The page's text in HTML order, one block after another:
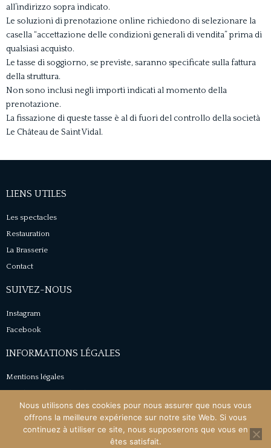
all’indirizzo sopra indicato.
Le soluzioni di prenotazione online richiedono di selezionare la
casella “accettazione delle condizioni generali di vendita” prima di
qualsiasi acquisto.
Le tasse di soggiorno, se previste, saranno specificate sulla fattura
della struttura.
Non sono inclusi negli importi indicati al momento della
prenotazione.
La fissazione di queste tasse è al di fuori del controllo della società
Le Château de Saint Vidal.
LIENS UTILES
Les spectacles
Restauration
La Brasserie
Contact
SUIVEZ-NOUS
Instagram
Facebook
INFORMATIONS LÉGALES
Mentions légales
Politique de confidentialité
Nous utilisons des cookies pour nous assurer que nous vous
offrons la meilleure expérience sur notre site Web. Si vous
continuez à utiliser ce site, nous supposerons que vous en
êtes satisfait.